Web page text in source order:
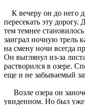
К вечеру он до него
пересекать эту
тем темнее
заиграл ночную трель
на смену ночи всегда
Он выглянул из-за
растворился в озере.
еще и не забываемый
Возле озера он
увиденном. Но был уже